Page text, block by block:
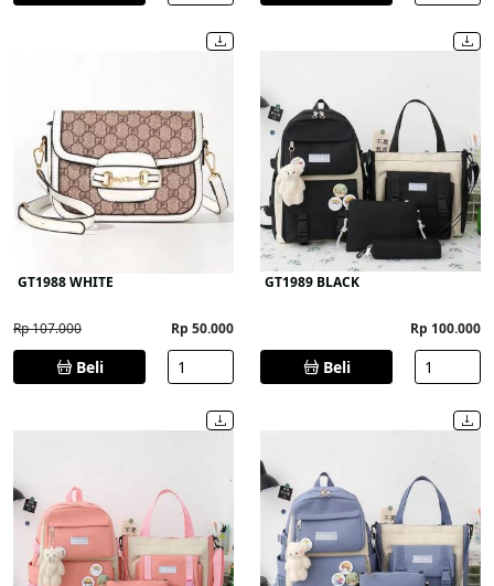
GT1988 WHITE
Rp 107.000 Rp 50.000
Beli
GT1989 BLACK
Rp 100.000
Beli